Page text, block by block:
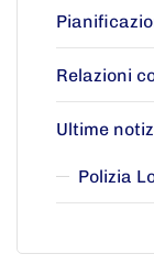
Relazioni
Ultime
Polizia